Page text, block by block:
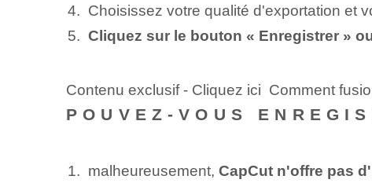
Choisissez votre qualité d'exportation et
Cliquez sur le bouton « Enregistrer »
Contenu exclusif - Cliquez ici Comment
POUVEZ-VOUS
malheureusement, CapCut n'offre pas